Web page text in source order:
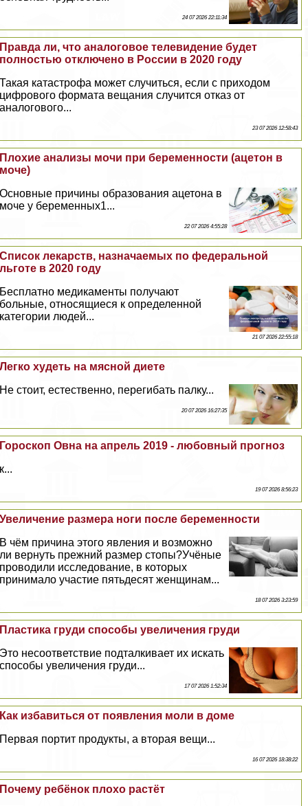
24 07 2026 22:11:34
Правда ли, что аналоговое телевидение будет
полностью отключено в России в 2020 году
Такая катастрофа может случиться, если с приходом
цифрового формата вещания случится отказ от
аналогового...
23 07 2026 12:58:43
Плохие анализы мочи при беременности (ацетон в
моче)
Основные причины образования ацетона в
моче у беременных1...
22 07 2026 4:55:28
Список лекарств, назначаемых по федеральной
льготе в 2020 году
Бесплатно медикаменты получают
больные, относящиеся к определенной
категории людей...
21 07 2026 22:55:18
Легко худеть на мясной диете
Не стоит, естественно, перегибать палку...
20 07 2026 16:27:35
Гороскоп Овна на апрель 2019 - любовный прогноз
к...
19 07 2026 8:56:23
Увеличение размера ноги после беременности
В чём причина этого явления и возможно
ли вернуть прежний размер стопы?Учёные
проводили исследование, в которых
принимало участие пятьдесят женщинам...
18 07 2026 3:23:59
Пластика гpyди способы увеличения гpyди
Это несоответствие подталкивает их искать
способы увеличения гpyди...
17 07 2026 1:52:34
Как избавиться от появления моли в доме
Первая портит продукты, а вторая вещи...
16 07 2026 18:38:22
Почему ребёнок плохо растёт